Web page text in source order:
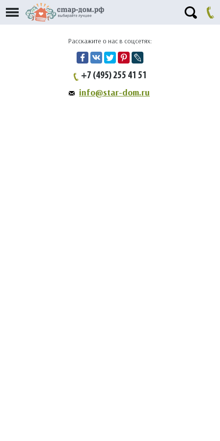
Расскажите о нас в соцсетях:
+7 (495) 255 41 51
info@star-dom.ru